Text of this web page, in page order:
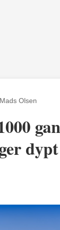
Olsen
dypt